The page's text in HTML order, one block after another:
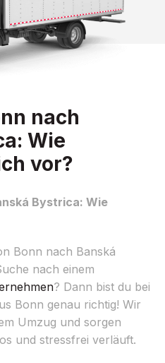
nach
Wie
vor?
Bystrica: Wie
Bonn nach Banská
nach einem
? Dann bist du bei
Bonn genau richtig! Wir
Umzug und sorgen
und stressfrei verläuft.